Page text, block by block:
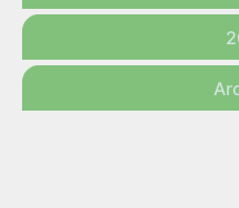
28 Marzo 2025 - Relazione del
Azionisti